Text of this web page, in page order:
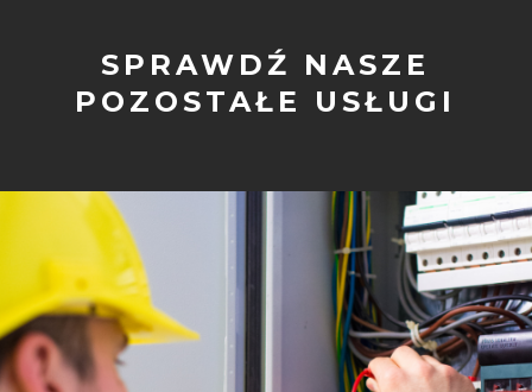
SPRAWDŹ NASZE
POZOSTAŁE USŁUGI